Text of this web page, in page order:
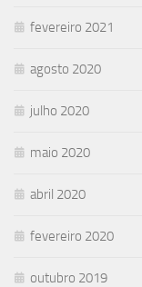
fevereiro 2021
agosto 2020
julho 2020
maio 2020
abril 2020
fevereiro 2020
outubro 2019